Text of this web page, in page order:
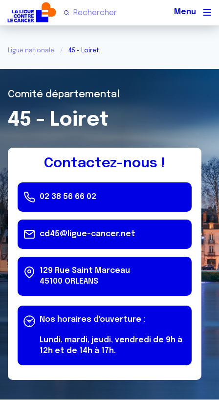
Ligue nationale 45 - Loiret
Comité départemental
45 - Loiret
Contactez-nous !
02 38 56 66 02
cd45@ligue-cancer.net
129 Rue Saint Marceau
45100 ORLEANS
Nos horaires d'ouverture :
Lundi, mardi, jeudi, vendredi de 9h à
12h et de 14h à 17h.